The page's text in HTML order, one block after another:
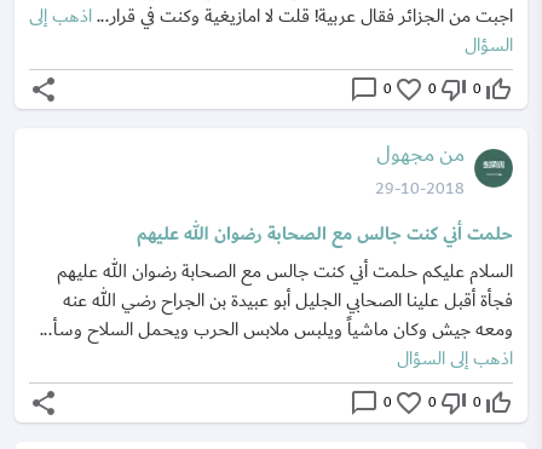
اجبت من الجزائر فقال عربية! قلت لا امازيغية وكنت في قرار...اذهب إلى
السؤال
thumb_up_off_alt
0
thumb_down_off_alt
0
favorite_border
0
chat_bubble_outline
share
من مجهول
29-10-2018
حلمت أني كنت جالس مع الصحابة رضوان الله عليهم
السلام عليكم حلمت أني كنت جالس مع الصحابة رضوان الله عليهم
فجأة أقبل علينا الصحابي الجليل أبو عبيدة بن الجراح رضي الله عنه
ومعه جيش وكان ماشياً ويلبس ملابس الحرب ويحمل السلاح وسأ...
اذهب إلى السؤال
thumb_up_off_alt
0
thumb_down_off_alt
0
favorite_border
0
chat_bubble_outline
share